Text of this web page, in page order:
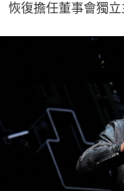
恢復擔任董事會獨立